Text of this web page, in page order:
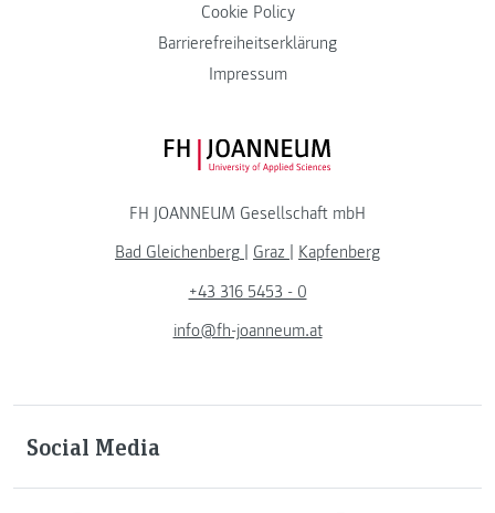
Cookie Policy
Barrierefreiheitserklärung
Impressum
FH JOANNEUM Logo
FH JOANNEUM Gesellschaft mbH
Bad Gleichenberg
Graz
Kapfenberg
+43 316 5453 - 0
info@fh-joanneum.at
Social Media